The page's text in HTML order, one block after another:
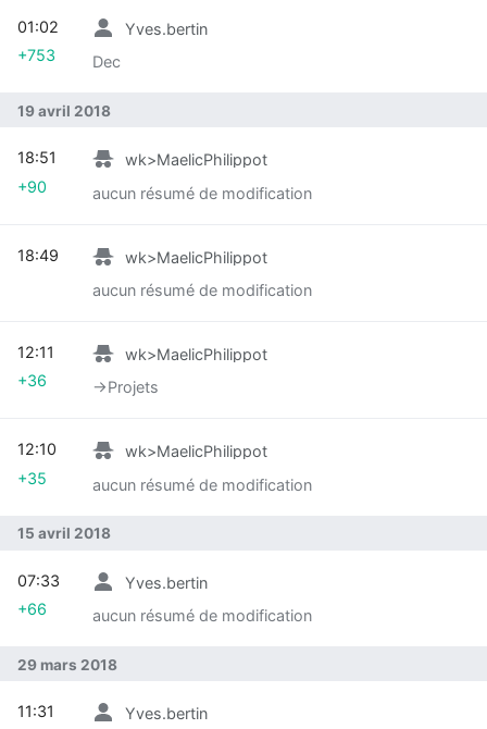
Yves.bertin
Dec
01:02
+753
19 avril 2018
wk>MaelicPhilippot
aucun résumé de modification
18:51
+90
wk>MaelicPhilippot
aucun résumé de modification
18:49
wk>MaelicPhilippot
→‎Projets
12:11
+36
wk>MaelicPhilippot
aucun résumé de modification
12:10
+35
15 avril 2018
Yves.bertin
aucun résumé de modification
07:33
+66
29 mars 2018
Yves.bertin
11:31